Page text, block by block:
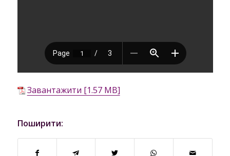
Завантажити [1.57 MB]
Поширити: